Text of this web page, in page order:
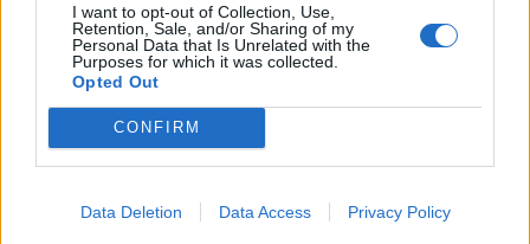
I want to opt-out of Collection, Use,
Retention, Sale, and/or Sharing of my
Personal Data that Is Unrelated with the
Purposes for which it was collected.
Opted Out
CONFIRM
Data Deletion Data Access Privacy Policy